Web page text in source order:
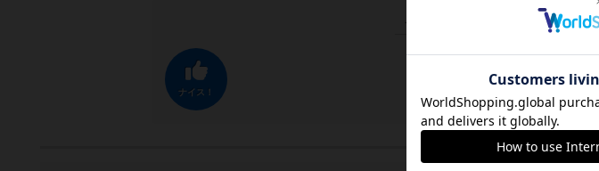
ナイス！しました
ナイス！